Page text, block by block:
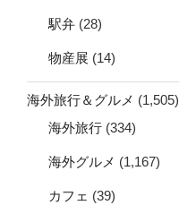
駅弁 (28)
物産展 (14)
海外旅行＆グルメ (1,505)
海外旅行 (334)
海外グルメ (1,167)
カフェ (39)